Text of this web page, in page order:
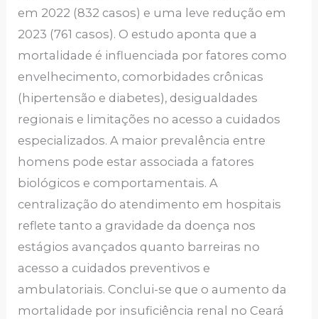
em 2022 (832 casos) e uma leve redução em
2023 (761 casos). O estudo aponta que a
mortalidade é influenciada por fatores como
envelhecimento, comorbidades crônicas
(hipertensão e diabetes), desigualdades
regionais e limitações no acesso a cuidados
especializados. A maior prevalência entre
homens pode estar associada a fatores
biológicos e comportamentais. A
centralização do atendimento em hospitais
reflete tanto a gravidade da doença nos
estágios avançados quanto barreiras no
acesso a cuidados preventivos e
ambulatoriais. Conclui-se que o aumento da
mortalidade por insuficiência renal no Ceará